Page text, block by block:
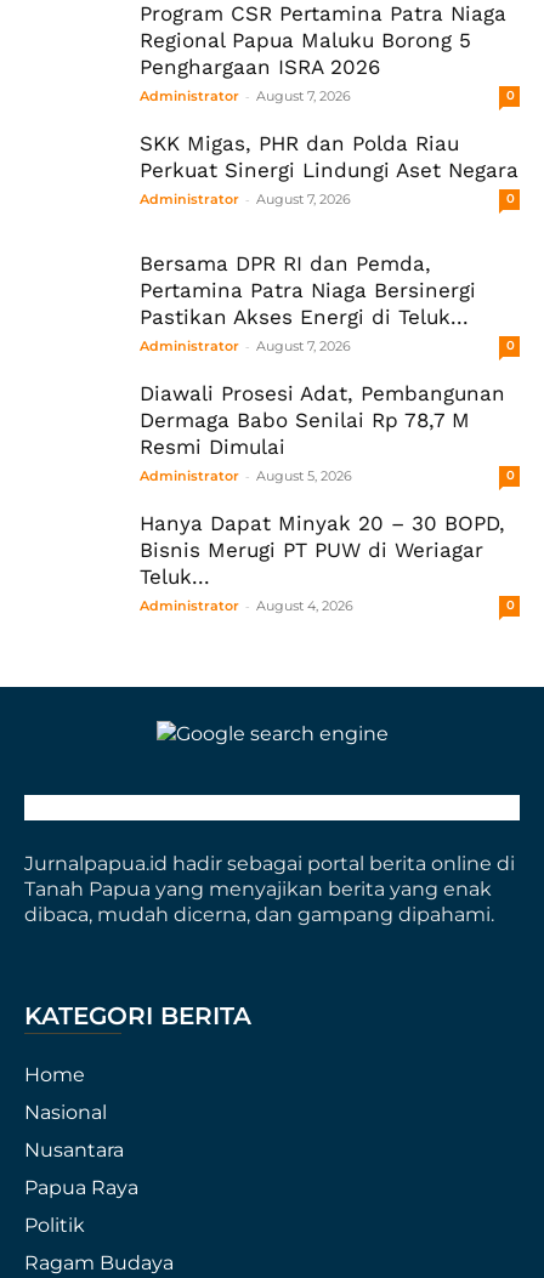
Program CSR Pertamina Patra Niaga
Regional Papua Maluku Borong 5
Penghargaan ISRA 2026
Administrator - August 7, 2026 0
SKK Migas, PHR dan Polda Riau
Perkuat Sinergi Lindungi Aset Negara
Administrator - August 7, 2026 0
Bersama DPR RI dan Pemda,
Pertamina Patra Niaga Bersinergi
Pastikan Akses Energi di Teluk...
Administrator - August 7, 2026 0
Diawali Prosesi Adat, Pembangunan
Dermaga Babo Senilai Rp 78,7 M
Resmi Dimulai
Administrator - August 5, 2026 0
Hanya Dapat Minyak 20 – 30 BOPD,
Bisnis Merugi PT PUW di Weriagar
Teluk...
Administrator - August 4, 2026 0
Jurnalpapua.id hadir sebagai portal berita online di
Tanah Papua yang menyajikan berita yang enak
dibaca, mudah dicerna, dan gampang dipahami.
KATEGORI BERITA
Home
Nasional
Nusantara
Papua Raya
Politik
Ragam Budaya